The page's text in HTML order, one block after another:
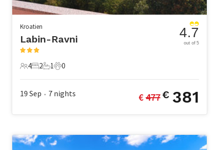
Kroatien
Labin-Ravni
4 Gäste
4
2 Schlafzimmer
2
1 Badezimmer
1
0 Haustiere
0
4.7
out of 5
19 Sep • 7 nights € 477€ 381